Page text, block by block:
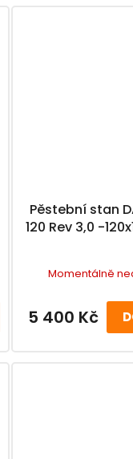
Pěstební stan
120 Rev 3,0 -
Momentálně
5 400 Kč